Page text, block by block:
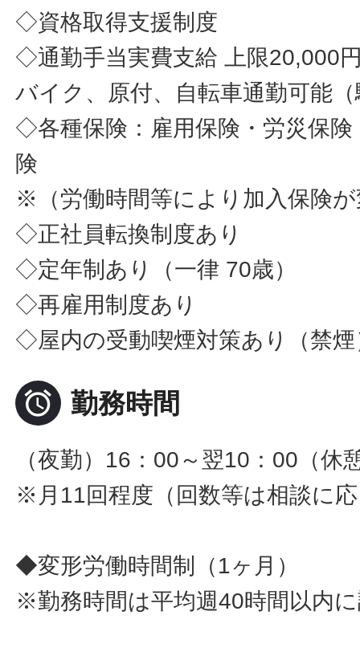
◇資格取得支援制度
◇通勤手当実費支給 上限20,000
バイク、原付、自転車通勤可能
◇各種保険：雇用保険・労災保険
険
※（労働時間等により加入保険
◇正社員転換制度あり
◇定年制あり（一律 70歳）
◇再雇用制度あり
◇屋内の受動喫煙対策あり（禁煙
 勤務時間
（夜勤）16：00～翌10：00（休
※月11回程度（回数等は相談に
◆変形労働時間制（1ヶ月）
※勤務時間は平均週40時間以内